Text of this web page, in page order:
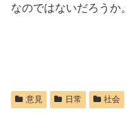
なのではないだろうか。
意見 日常 社会